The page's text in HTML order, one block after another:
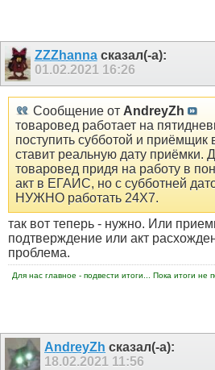
ZZZhannaсказал(-а):
01.02.2021 16:26
Сообщение от AndreyZh
товаровед работает на
поступить субботой и
ставит реальную дату
товаровед придя на работу в
акт в ЕГАИС, но с субботней
НУЖНО работать 24Х7.
так вот теперь - нужно. Или
подтверждение или акт
проблема.
Для нас главное - подвести итоги... Пока итоги не
AndreyZh сказал(-а):
18.02.2021 11:56